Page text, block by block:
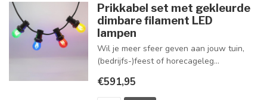
Prikkabel set met gekleurde
dimbare filament LED
lampen
Wil je meer sfeer geven aan jouw tuin,
(bedrijfs-)feest of horecageleg...
€591,95